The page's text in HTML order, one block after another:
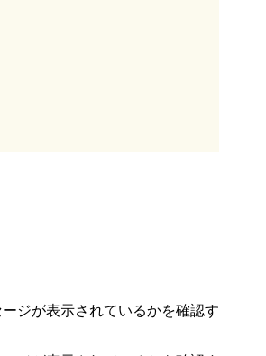
ジが表示されているかを確認す